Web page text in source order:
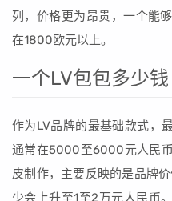
列，价格更为昂贵，一个能
在1800欧元以上。
一个LV包包多少钱
作为LV品牌的最基础款式，
通常在5000至6000元人民
皮制作，主要反映的是品牌
少会上升至1至2万元人民币